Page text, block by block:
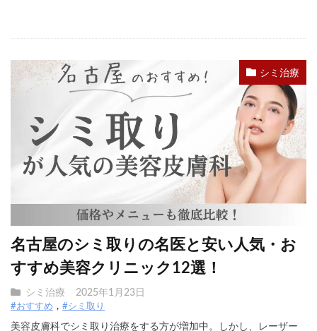
シミ治療
名古屋のシミ取りの名医と安い人気・お
すすめ美容クリニック12選！
シミ治療 2025年1月23日
#おすすめ #シミ取り
美容皮膚科でシミ取り治療をする方が増加中。しかし、レーザー